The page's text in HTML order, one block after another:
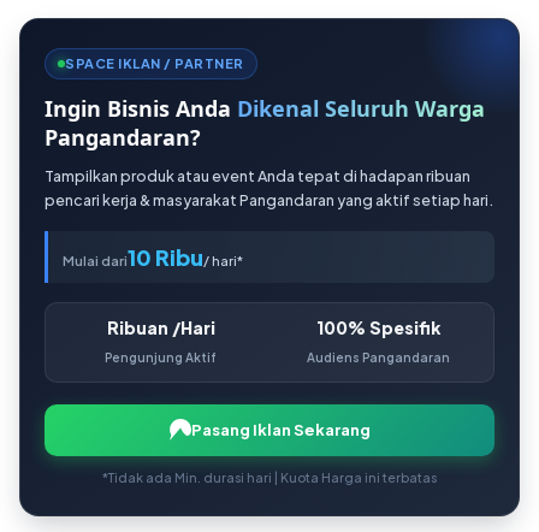
SPACE IKLAN / PARTNER
Ingin Bisnis Anda Dikenal Seluruh Warga
Pangandaran?
Tampilkan produk atau event Anda tepat di hadapan ribuan
pencari kerja & masyarakat Pangandaran yang aktif setiap hari.
Mulai dari10 Ribu/ hari*
Ribuan /Hari
Pengunjung Aktif
100% Spesifik
Audiens Pangandaran
Pasang Iklan Sekarang
*Tidak ada Min. durasi hari | Kuota Harga ini terbatas